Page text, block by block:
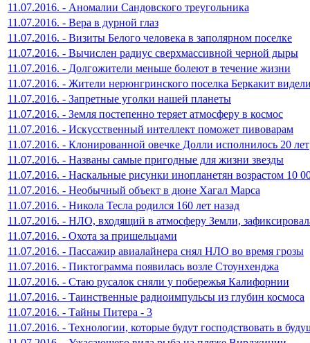
11.07.2016. - Аномалии Сандовского треугольника
11.07.2016. - Вера в дурной глаз
11.07.2016. - Визиты Белого человека в заполярном поселке
11.07.2016. - Вычислен радиус сверхмассивной черной дыры
11.07.2016. - Долгожители меньше болеют в течение жизни
11.07.2016. - Жители нерюнгринского поселка Беркакит
11.07.2016. - Запретные уголки нашей планеты
11.07.2016. - Земля постепенно теряет атмосферу в космос
11.07.2016. - Искусственный интеллект поможет пивоварам
11.07.2016. - Клонированной овечке Долли исполнилось 20 лет
11.07.2016. - Названы самые пригодные для жизни звезды
11.07.2016. - Наскальные рисунки инопланетян возрастом 10
11.07.2016. - Необычный объект в дюне Хагал Марса
11.07.2016. - Никола Тесла родился 160 лет назад
11.07.2016. - НЛО, входящий в атмосферу Земли,
11.07.2016. - Охота за пришельцами
11.07.2016. - Пассажир авиалайнера снял НЛО во время грозы
11.07.2016. - Пиктограмма появилась возле Стоунхенджа
11.07.2016. - Стаю русалок сняли у побережья Калифорнии
11.07.2016. - Таинственные радиоимпульсы из глубин космоса
11.07.2016. - Тайны Питера - 3
11.07.2016. - Технологии, которые будут господствовать в